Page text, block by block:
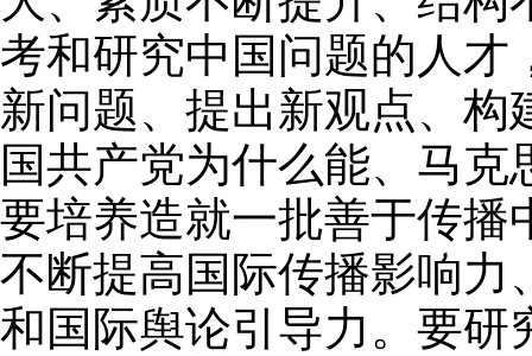
考和研究中国问题的人
新问题、提出新观点、
国共产党为什么能、马
要培养造就一批善于传播
不断提高国际传播影响力
和国际舆论引导力。要研